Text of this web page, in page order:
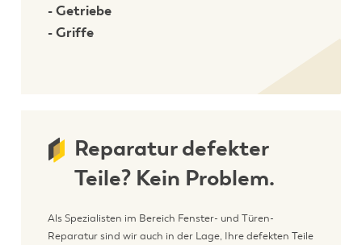
- Getriebe
- Griffe
Reparatur defekter
Teile? Kein Problem.
Als Spezialisten im Bereich Fenster- und Türen-
Reparatur sind wir auch in der Lage, Ihre defekten Teile